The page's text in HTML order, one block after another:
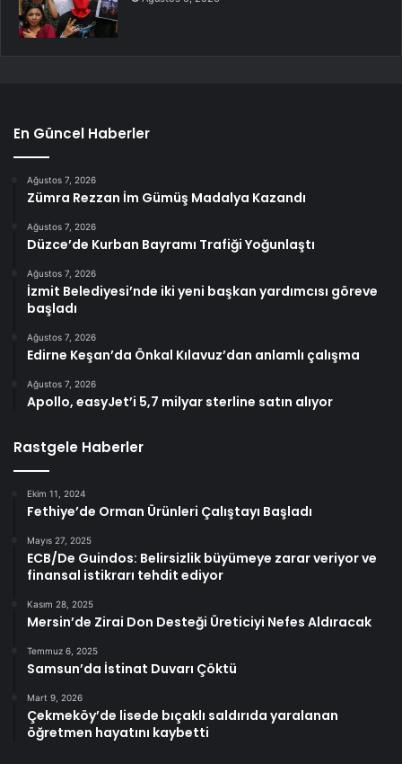
En Güncel Haberler
Ağustos 7, 2026
Zümra Rezzan İm Gümüş Madalya Kazandı
Ağustos 7, 2026
Düzce’de Kurban Bayramı Trafiği Yoğunlaştı
Ağustos 7, 2026
İzmit Belediyesi’nde iki yeni başkan yardımcısı göreve
başladı
Ağustos 7, 2026
Edirne Keşan’da Önkal Kılavuz’dan anlamlı çalışma
Ağustos 7, 2026
Apollo, easyJet’i 5,7 milyar sterline satın alıyor
Rastgele Haberler
Ekim 11, 2024
Fethiye’de Orman Ürünleri Çalıştayı Başladı
Mayıs 27, 2025
ECB/De Guindos: Belirsizlik büyümeye zarar veriyor ve
finansal istikrarı tehdit ediyor
Kasım 28, 2025
Mersin’de Zirai Don Desteği Üreticiyi Nefes Aldıracak
Temmuz 6, 2025
Samsun’da İstinat Duvarı Çöktü
Mart 9, 2026
Çekmeköy’de lisede bıçaklı saldırıda yaralanan
öğretmen hayatını kaybetti